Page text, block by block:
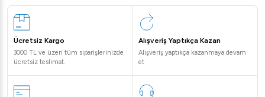
Ücretsiz Kargo
3000 TL ve üzeri tüm siparişlerinizde
ücretsiz teslimat.
Alışveriş Yaptıkça Kazan
Alışveriş yaptıkça kazanmaya devam
et